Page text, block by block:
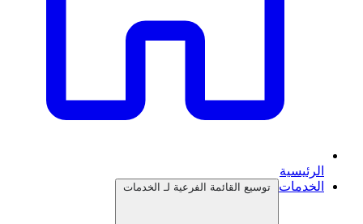
الرئيسية
الخدمات
توسيع القائمة الفرعية لـ الخدمات